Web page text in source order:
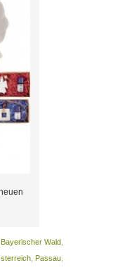
Bayerischer Wald,
, Passau,